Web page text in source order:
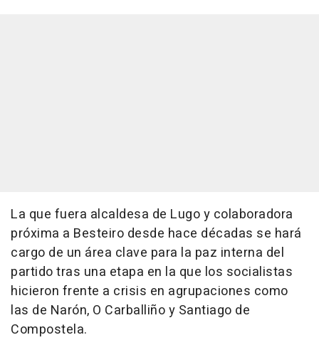
La que fuera alcaldesa de Lugo y colaboradora
próxima a Besteiro desde hace décadas se hará
cargo de un área clave para la paz interna del
partido tras una etapa en la que los socialistas
hicieron frente a crisis en agrupaciones como
las de Narón, O Carballiño y Santiago de
Compostela.